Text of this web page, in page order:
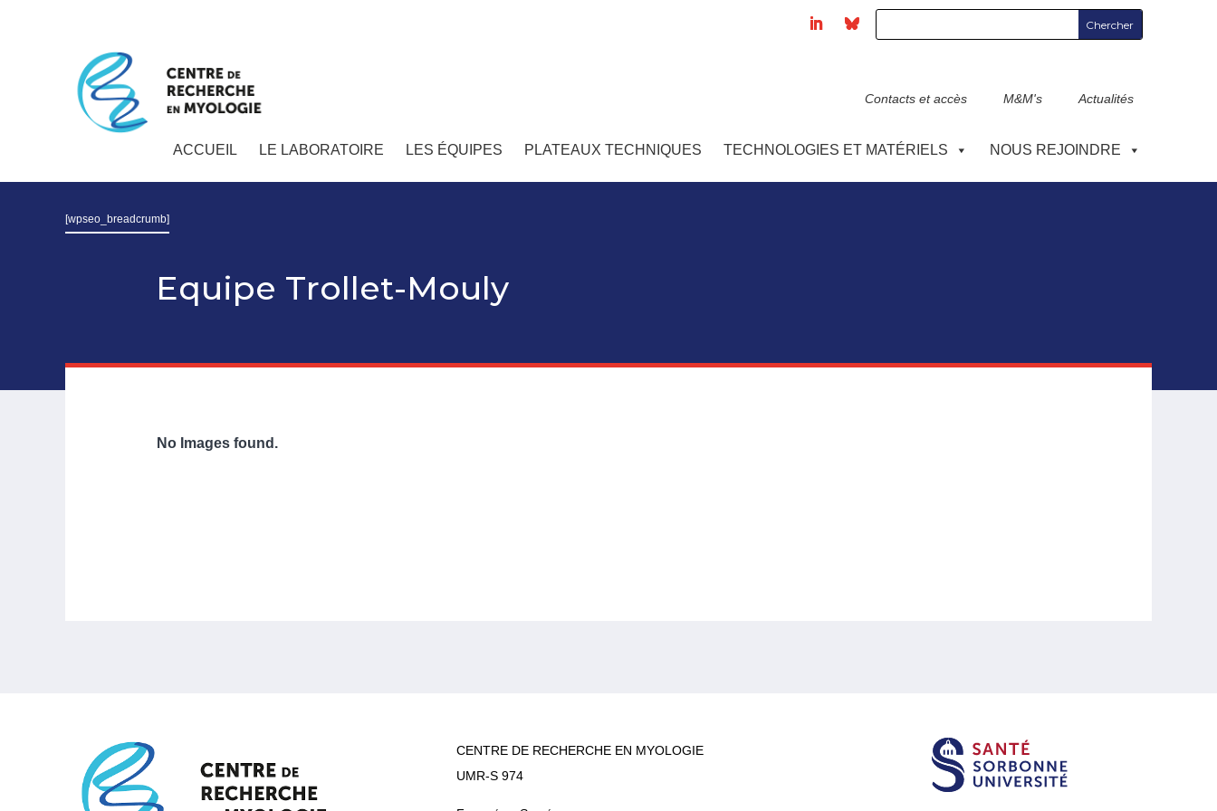
Contacts et accès M&M's Actualités
ACCUEIL LE LABORATOIRE LES ÉQUIPES PLATEAUX TECHNIQUES TECHNOLOGIES ET MATÉRIELS NOUS REJOINDRE
[wpseo_breadcrumb]
Equipe Trollet-Mouly
No Images found.
CENTRE DE RECHERCHE EN MYOLOGIE
UMR-S 974